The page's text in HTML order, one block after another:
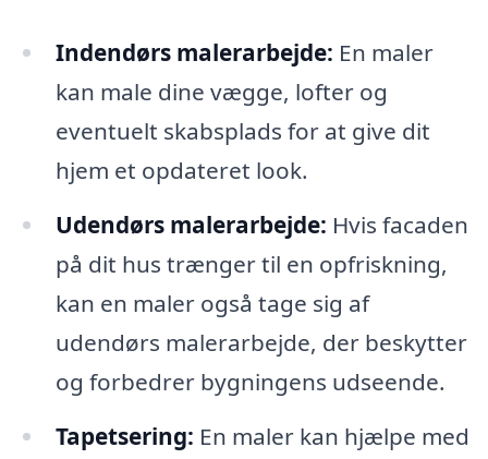
Indendørs malerarbejde: En maler
kan male dine vægge, lofter og
eventuelt skabsplads for at give dit
hjem et opdateret look.
Udendørs malerarbejde: Hvis facaden
på dit hus trænger til en opfriskning,
kan en maler også tage sig af
udendørs malerarbejde, der beskytter
og forbedrer bygningens udseende.
Tapetsering: En maler kan hjælpe med